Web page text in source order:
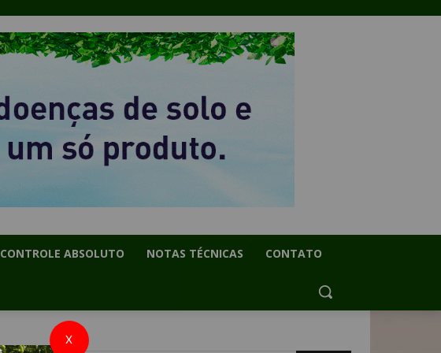
CONTROLE ABSOLUTO NOTAS TÉCNICAS CONTATO
X